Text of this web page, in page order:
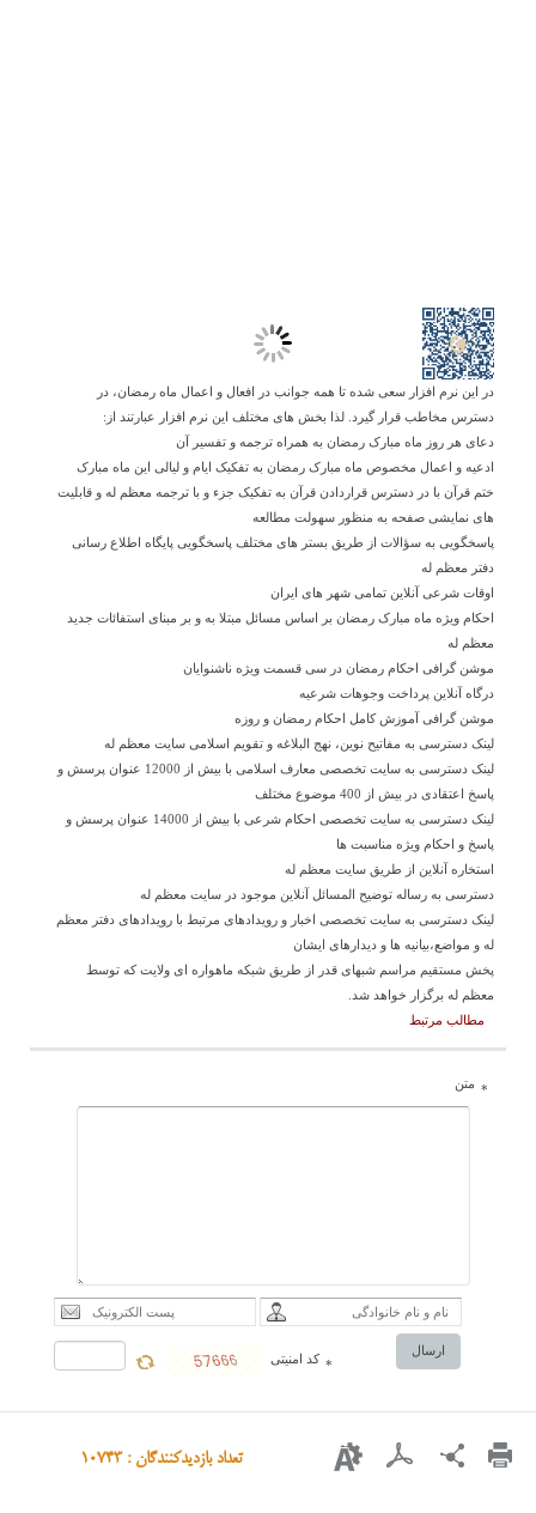
در این نرم افزار سعی شده تا همه جوانب در افعال و اعمال ماه رمضان، در
دسترس مخاطب قرار گیرد. لذا بخش های مختلف این نرم افزار عبارتند از:
دعای هر روز ماه مبارک رمضان به همراه ترجمه و تفسیر آن
ادعیه و اعمال مخصوص ماه مبارک رمضان به تفکیک ایام و لیالی این ماه مبارک
ختم قرآن با در دسترس قراردادن قرآن به تفکیک جزء و با ترجمه معظم له و قابلیت
های نمایشی صفحه به منظور سهولت مطالعه
پاسخگویی به سؤالات از طریق بستر های مختلف پاسخگویی پایگاه اطلاع رسانی
دفتر معظم له
اوقات شرعی آنلاین تمامی شهر های ایران
احکام ویژه ماه مبارک رمضان بر اساس مسائل مبتلا به و بر مبنای استفائات جدید
معظم له
موشن گرافی احکام رمضان در سی قسمت ویژه ناشنوایان
درگاه آنلاین پرداخت وجوهات شرعیه
موشن گرافی آموزش کامل احکام رمضان و روزه
لینک دسترسی به مفاتیح نوین، نهج البلاغه و تقویم اسلامی سایت معظم له
لینک دسترسی به سایت تخصصی معارف اسلامی با بیش از 12000 عنوان پرسش و
پاسخ اعتقادی در بیش از 400 موضوع مختلف
لینک دسترسی به سایت تخصصی احکام شرعی با بیش از 14000 عنوان پرسش و
پاسخ و احکام ویژه مناسبت ها
استخاره آنلاین از طریق سایت معظم له
دسترسی به رساله توضیح المسائل آنلاین موجود در سایت معظم له
لینک دسترسی به سایت تخصصی اخبار و رویدادهای مرتبط با رویدادهای دفتر معظم
له و مواضع،بیانیه ها و دیدارهای ایشان
پخش مستقیم مراسم شبهای قدر از طریق شبکه ماهواره ای ولایت که توسط
معظم له برگزار خواهد شد.
مطالب مرتبط
* متن
ارسال
* کد امنیتی
تعداد بازدیدکنندگان : 10743